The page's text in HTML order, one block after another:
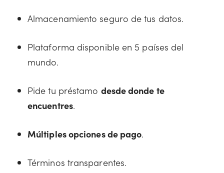
Almacenamiento seguro de tus datos.
Plataforma disponible en 5 países del
mundo.
Pide tu préstamo desde donde te
encuentres.
Múltiples opciones de pago.
Términos transparentes.